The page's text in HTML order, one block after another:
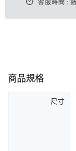
商品規格
尺寸